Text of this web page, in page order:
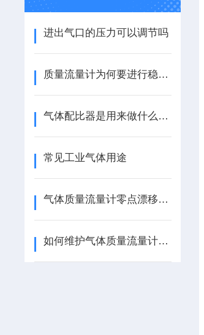
进出气口的压力可以调节吗
质量流量计为何要进行稳压补偿
气体配比器是用来做什么的？
常见工业气体用途
气体质量流量计零点漂移成因分析与校正实操方法
如何维护气体质量流量计以延长使用寿命